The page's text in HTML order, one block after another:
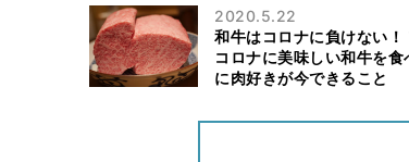
2020.5.22
和牛はコロナに負けない！
コロナに美味しい和牛を食
に肉好きが今できること